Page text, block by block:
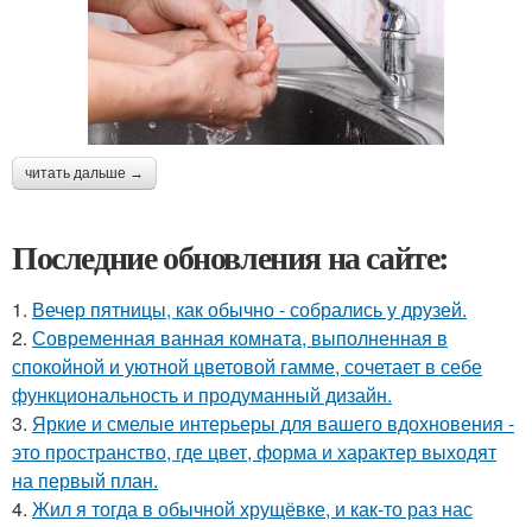
читать дальше →
Последние обновления на сайте:
1. Вечер пятницы, как обычно - собрались у друзей.
2. Современная ванная комната, выполненная в
спокойной и уютной цветовой гамме, сочетает в себе
функциональность и продуманный дизайн.
3. Яркие и смелые интерьеры для вашего вдохновения -
это пространство, где цвет, форма и характер выходят
на первый план.
4. Жил я тогда в обычной хрущёвке, и как-то раз нас